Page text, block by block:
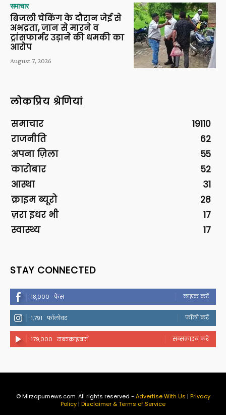
समाचार
बिजली चेकिंग के दौरान जेई से
अभद्रता, जान से मारने व
ट्रांसफार्मर उड़ाने की धमकी का
आरोप
August 7, 2026
लोकप्रिय श्रेणियां
समाचार
19110
राजनीति
62
अपना ज़िला
55
कारोबार
52
आस्था
31
क्राइम ब्यूरो
28
ज़रा इधर भी
17
स्वास्थ्य
17
STAY CONNECTED
18,000 फैंस लाइक करें
1,791 फॉलोवर फॉलो करें
179,000 सब्सक्राइबर्स सब्सक्राइब करें
© Mirzapurnews.com. All rights reserved - Advertise With Us | Privacy
Policy| Disclaimer & Terms of Service